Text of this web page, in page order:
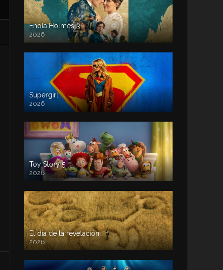
Enola Holmes 3
2026
Supergirl
2026
Toy Story 5
2026
El día de la revelación
2026